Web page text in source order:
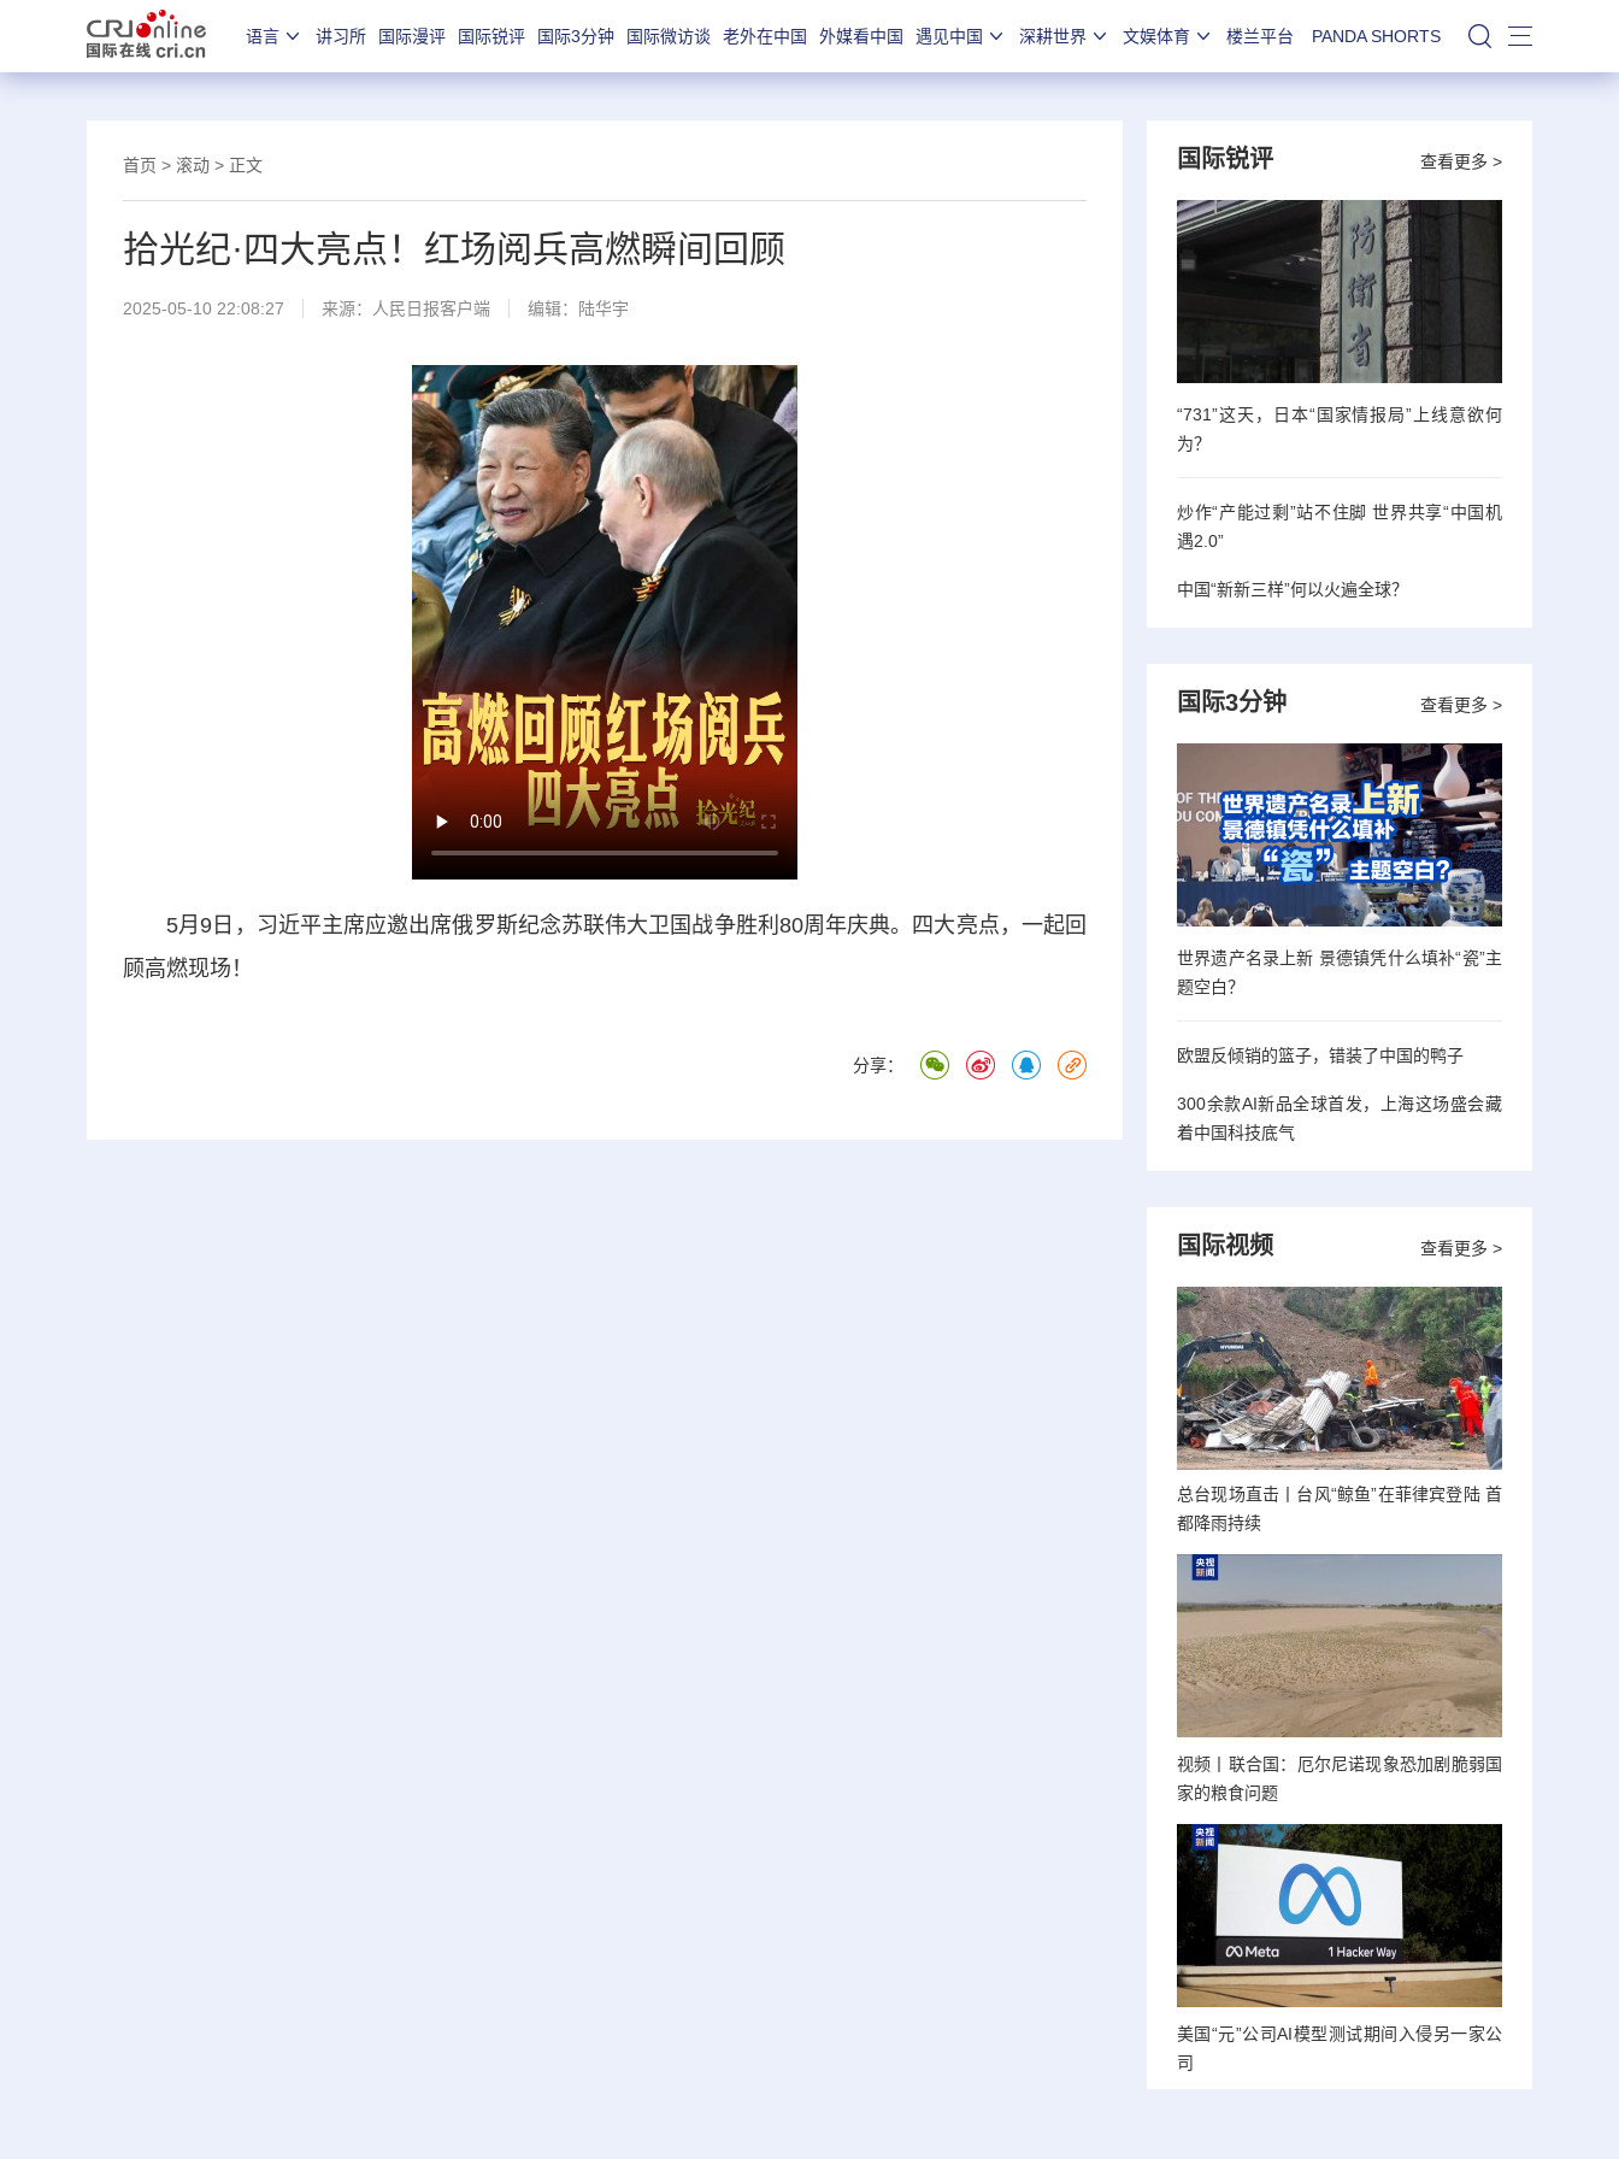
语言 讲习所 国际漫评 国际锐评 国际3分钟 国际微访谈 老外在中国 外媒看中国 遇见中国 深耕世界 文娱体育 楼兰平台 PANDA SHORTS 站内搜索
首页 > 滚动 > 正文
拾光纪·四大亮点！红场阅兵高燃瞬间回顾
2025-05-10 22:08:27 来源： 人民日报客户端 编辑：陆华宇
5月9日，习近平主席应邀出席俄罗斯纪念苏联伟大卫国战争胜利80周年庆典。四大亮点，一起回
顾高燃现场！
分享：
查看更多 >
国际锐评
“731”这天，日本“国家情报局”上线意欲何
为？
炒作“产能过剩”站不住脚 世界共享“中国机
遇2.0”
中国“新新三样”何以火遍全球？
查看更多 >
国际3分钟
世界遗产名录上新 景德镇凭什么填补“瓷”主
题空白？
欧盟反倾销的篮子，错装了中国的鸭子
300余款AI新品全球首发，上海这场盛会藏
着中国科技底气
查看更多 >
国际视频
总台现场直击丨台风“鲸鱼”在菲律宾登陆 首
都降雨持续
视频丨联合国：厄尔尼诺现象恐加剧脆弱国
家的粮食问题
美国“元”公司AI模型测试期间入侵另一家公
司